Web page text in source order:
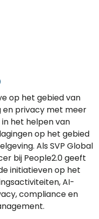
op het gebied van
en privacy met meer
het helpen van
op het gebied
Als SVP Global
bij People2.0 geeft
initiatieven op het
AI-
compliance en